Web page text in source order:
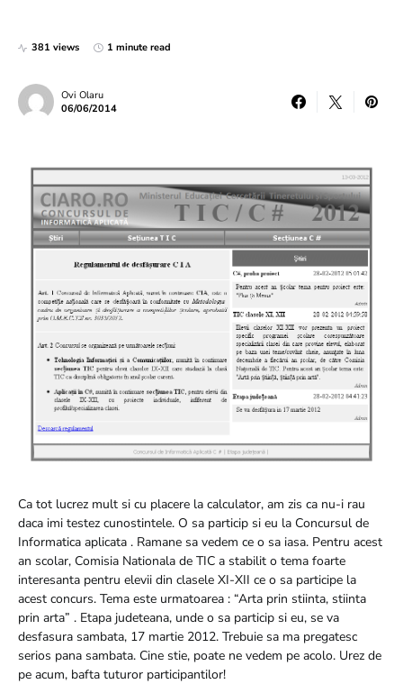
381 views 1 minute read
Ovi Olaru
06/06/2014
Ca tot lucrez mult si cu placere la calculator, am zis ca nu-i rau
daca imi testez cunostintele. O sa particip si eu la Concursul de
Informatica aplicata . Ramane sa vedem ce o sa iasa. Pentru acest
an scolar, Comisia Nationala de TIC a stabilit o tema foarte
interesanta pentru elevii din clasele XI-XII ce o sa participe la
acest concurs. Tema este urmatoarea : “Arta prin stiinta, stiinta
prin arta” . Etapa judeteana, unde o sa particip si eu, se va
desfasura sambata, 17 martie 2012. Trebuie sa ma pregatesc
serios pana sambata. Cine stie, poate ne vedem pe acolo. Urez de
pe acum, bafta tuturor participantilor!